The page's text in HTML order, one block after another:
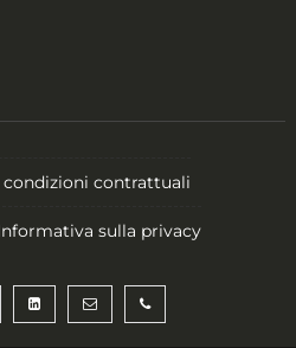
condizioni contrattuali
sulla privacy